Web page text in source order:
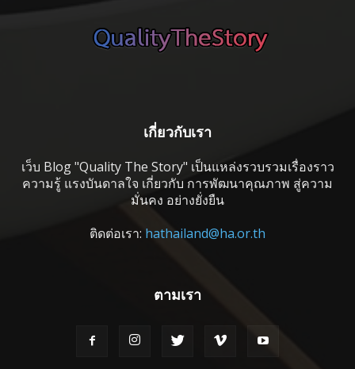
เกี่ยวกับเรา
เว็บ Blog "Quality The Story" เป็นแหล่งรวบรวมเรื่องราว
ความรู้ แรงบันดาลใจ เกี่ยวกับ การพัฒนาคุณภาพ สู่ความ
มั่นคง อย่างยั่งยืน
ติดต่อเรา: hathailand@ha.or.th
ตามเรา